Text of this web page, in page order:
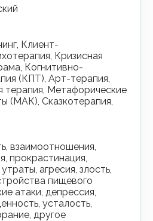
Кризисная
Когнитивно-
(КПТ), Арт-терапия,
терапия, Метафорические
(МАК), Сказкотерапия,
прокрастинация,
агресия, злость,
пищевого
атаки, депрессия,
усталость,
другое